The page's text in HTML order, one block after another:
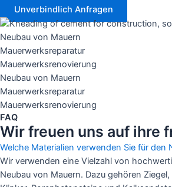
Unverbindlich Anfragen
Neubau von Mauern
Mauerwerksreparatur
Mauerwerksrenovierung
Neubau von Mauern
Mauerwerksreparatur
Mauerwerksrenovierung
FAQ
Wir freuen uns auf ihre
Welche Materialien verwenden Sie für den
Wir verwenden eine Vielzahl von
Neubau von Mauern. Dazu gehören Ziegel,